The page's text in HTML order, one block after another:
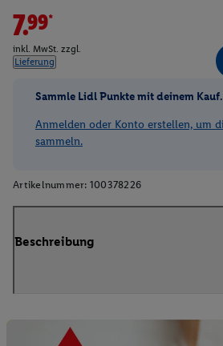
7.99*
inkl. MwSt. zzgl.
Lieferung
Sammle Lidl Punkte mit deinem Kauf.
Anmelden oder Konto erstellen, um
sammeln.
Artikelnummer: 100378226
Beschreibung